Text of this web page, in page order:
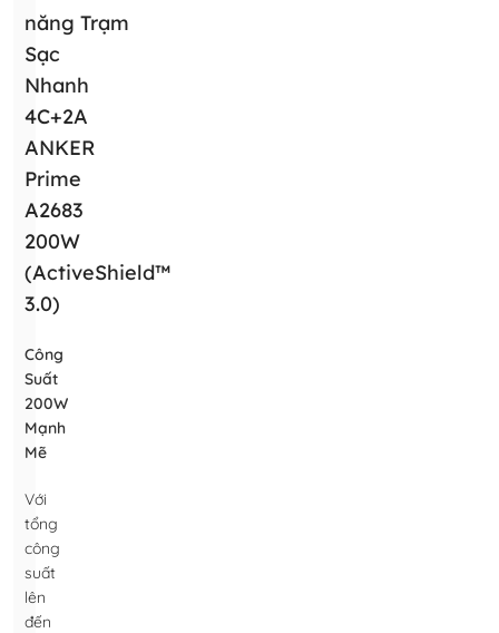
năng Trạm
Sạc
Nhanh
4C+2A
ANKER
Prime
A2683
200W
(ActiveShield™
3.0)
Công
Suất
200W
Mạnh
Mẽ
Với
tổng
công
suất
lên
đến